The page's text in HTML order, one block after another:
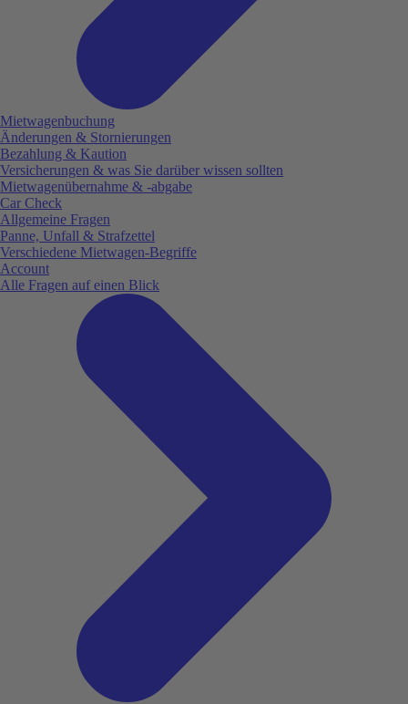
Mietwagenbuchung
Änderungen & Stornierungen
Bezahlung & Kaution
Versicherungen & was Sie darüber wissen sollten
Mietwagenübernahme & -abgabe
Car Check
Allgemeine Fragen
Panne, Unfall & Strafzettel
Verschiedene Mietwagen-Begriffe
Account
Alle Fragen auf einen Blick